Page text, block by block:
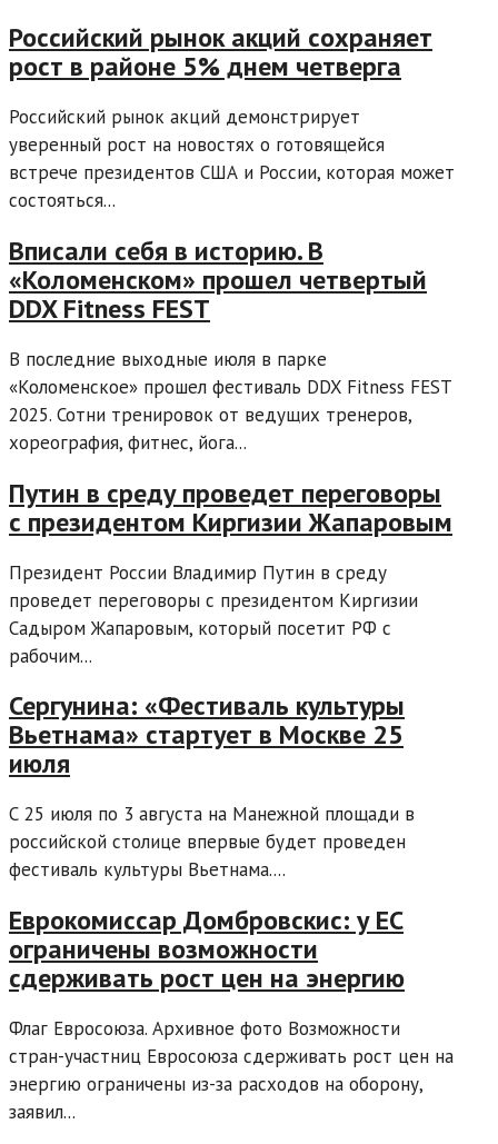
Российский рынок акций сохраняет
рост в районе 5% днем четверга
Российский рынок акций демонстрирует
уверенный рост на новостях о готовящейся
встрече президентов США и России, которая может
состояться...
Вписали себя в историю. В
«Коломенском» прошел четвертый
DDX Fitness FEST
В последние выходные июля в парке
«Коломенское» прошел фестиваль DDX Fitness FEST
2025. Сотни тренировок от ведущих тренеров,
хореография, фитнес, йога...
Путин в среду проведет переговоры
с президентом Киргизии Жапаровым
Президент России Владимир Путин в среду
проведет переговоры с президентом Киргизии
Садыром Жапаровым, который посетит РФ с
рабочим...
Сергунина: «Фестиваль культуры
Вьетнама» стартует в Москве 25
июля
С 25 июля по 3 августа на Манежной площади в
российской столице впервые будет проведен
фестиваль культуры Вьетнама....
Еврокомиссар Домбровскис: у ЕС
ограничены возможности
сдерживать рост цен на энергию
Флаг Евросоюза. Архивное фото Возможности
стран-участниц Евросоюза сдерживать рост цен на
энергию ограничены из-за расходов на оборону,
заявил...